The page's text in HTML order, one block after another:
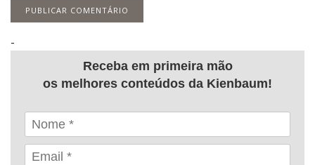
-
Receba em primeira mão
os melhores conteúdos da Kienbaum!